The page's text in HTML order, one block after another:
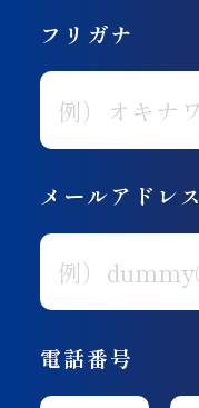
フリガナ
メールアドレス
電話番号